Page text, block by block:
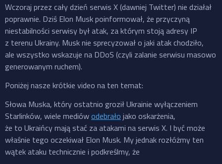
Wczoraj przez cały dzień serwis X (dawniej Twitter) nie działał
poprawnie. Dziś Elon Musk poinformował, że przyczyną
niestabilności serwisy był atak, za którym stoją adresy IP
z terenu Ukrainy. Musk nie sprecyzował o jaki atak chodziło,
ale wszystko wskazuje na DDoS (czyli zalanie serwisu masowo
generowanym ruchem).
Poniżej nasze krótkie video na ten temat:
Słowa Muska, który ostatnio groził Ukrainie wyłączeniem
Starlinków, wiele mediówodebrało jako oskarżenia,
że to Ukraińcy mają stać za atakami na serwis X. I być może
właśnie tego oczekiwał Elon Musk. My jednak rozłóżmy ten
wątek ataku technicznie i podkreślmy, że